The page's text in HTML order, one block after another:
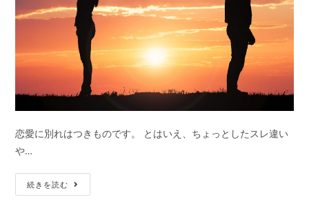
恋愛に別れはつきものです。 とはいえ、ちょっとしたスレ違い
や…
続きを読む
縁